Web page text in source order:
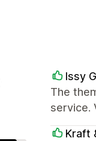
Issy
The
service.
Kraft